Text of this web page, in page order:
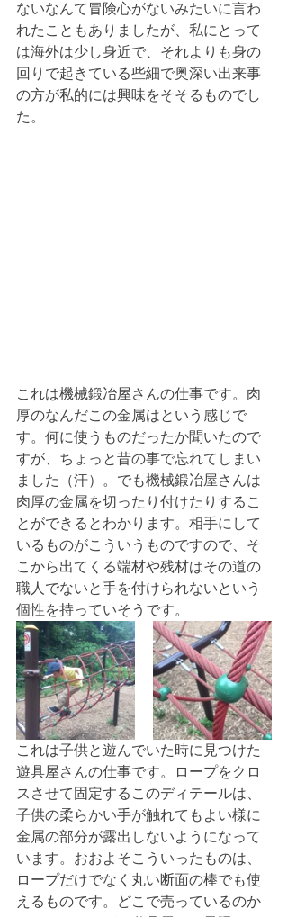
ないなんて冒険心がないみたいに言わ
れたこともありましたが、私にとって
は海外は少し身近で、それよりも身の
回りで起きている些細で奥深い出来事
の方が私的には興味をそそるものでし
た。
これは機械鍛冶屋さんの仕事です。肉
厚のなんだこの金属はという感じで
す。何に使うものだったか聞いたので
すが、ちょっと昔の事で忘れてしまい
ました（汗）。でも機械鍛冶屋さんは
肉厚の金属を切ったり付けたりするこ
とができるとわかります。相手にして
いるものがこういうものですので、そ
こから出てくる端材や残材はその道の
職人でないと手を付けられないという
個性を持っていそうです。
これは子供と遊んでいた時に見つけた
遊具屋さんの仕事です。ロープをクロ
スさせて固定するこのディテールは、
子供の柔らかい手が触れてもよい様に
金属の部分が露出しないようになって
います。おおよそこういったものは、
ロープだけでなく丸い断面の棒でも使
えるものです。どこで売っているのか